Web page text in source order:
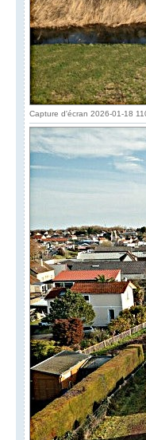
Capture d'écran 2026-01-18